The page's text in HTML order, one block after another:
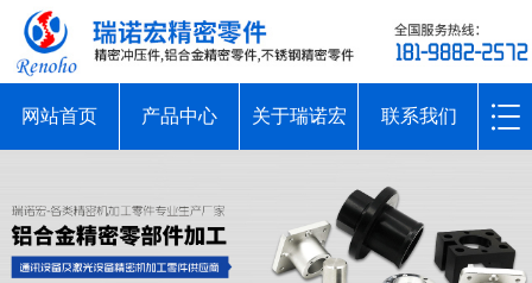
网站首页 产品中心 关于瑞诺宏 联系我们